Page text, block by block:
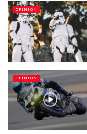
OPINION
OPINION